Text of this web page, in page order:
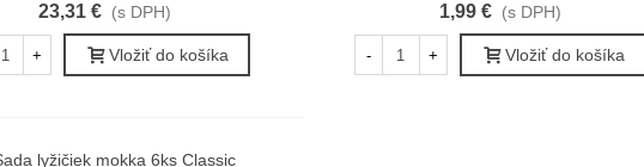
23,31 € (s DPH)
+ Vložiť do košíka
1,99 € (s DPH)
- + Vložiť do košíka